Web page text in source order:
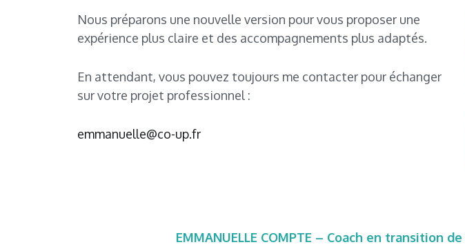
Nous préparons une nouvelle version pour vous proposer une
expérience plus claire et des accompagnements plus adaptés.
En attendant, vous pouvez toujours me contacter pour échanger
sur votre projet professionnel :
emmanuelle@co-up.fr
EMMANUELLE COMPTE – Coach en